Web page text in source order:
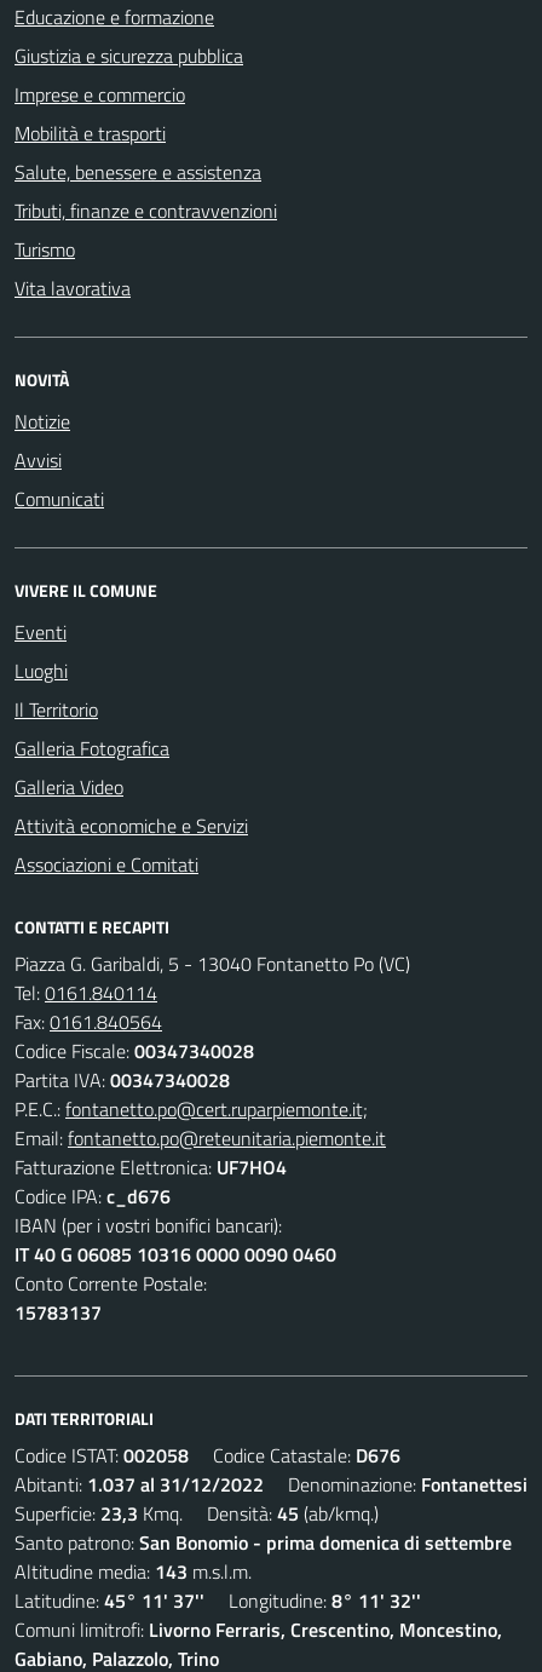
Educazione e formazione
Giustizia e sicurezza pubblica
Imprese e commercio
Mobilità e trasporti
Salute, benessere e assistenza
Tributi, finanze e contravvenzioni
Turismo
Vita lavorativa
NOVITÀ
Notizie
Avvisi
Comunicati
VIVERE IL COMUNE
Eventi
Luoghi
Il Territorio
Galleria Fotografica
Galleria Video
Attività economiche e Servizi
Associazioni e Comitati
CONTATTI E RECAPITI
Piazza G. Garibaldi, 5 - 13040 Fontanetto Po (VC)
Tel:0161.840114
Fax:0161.840564
Codice Fiscale:00347340028
Partita IVA:00347340028
P.E.C.:fontanetto.po@cert.ruparpiemonte.it;
Email:fontanetto.po@reteunitaria.piemonte.it
Fatturazione Elettronica: UF7HO4
Codice IPA:c_d676
IBAN (per i vostri bonifici bancari):
IT 40 G 06085 10316 0000 0090 0460
Conto Corrente Postale:
15783137
DATI TERRITORIALI
Codice ISTAT:002058 Codice Catastale: D676
Abitanti: 1.037 al 31/12/2022 Denominazione: Fontanettesi
Superficie: 23,3 Kmq. Densità:45 (ab/kmq.)
Santo patrono:San Bonomio - prima domenica di settembre
Altitudine media: 143 m.s.l.m.
Latitudine:45° 11' 37'' Longitudine:8° 11' 32''
Comuni limitrofi: Livorno Ferraris, Crescentino, Moncestino,
Gabiano, Palazzolo, Trino